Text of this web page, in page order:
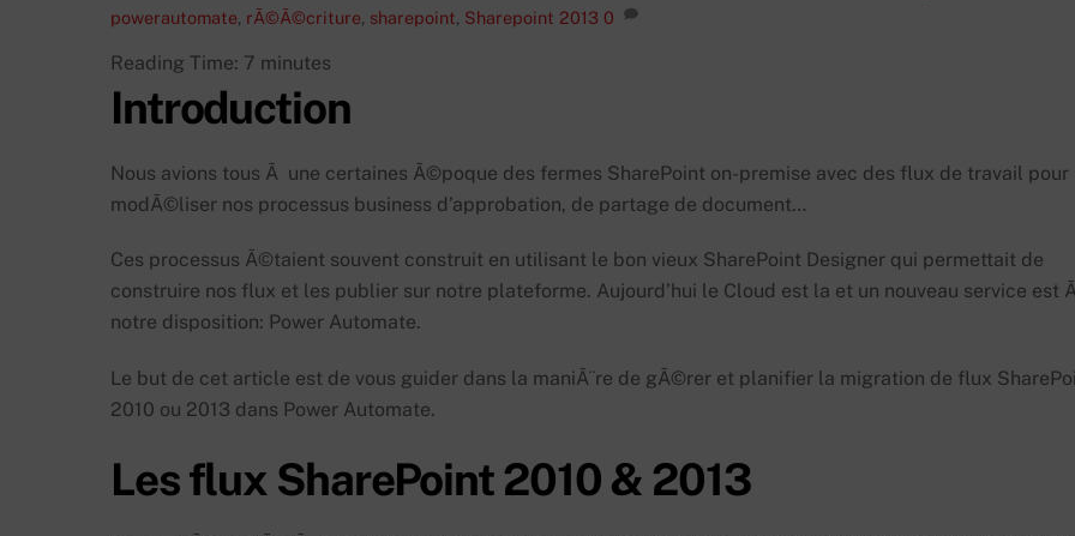
powerautomate, rÃ©Ã©criture, sharepoint, Sharepoint 2013 0
Reading Time: 7 minutes
Introduction
Nous avions tous Ã une certaines Ã©poque des fermes SharePoint on-premise avec des flux de travail pour
modÃ©liser nos processus business d’approbation, de partage de document…
Ces processus Ã©taient souvent construit en utilisant le bon vieux SharePoint Designer qui permettait de
construire nos flux et les publier sur notre plateforme. Aujourd’hui le Cloud est la et un nouveau service est
notre disposition: Power Automate.
Le but de cet article est de vous guider dans la maniÃ¨re de gÃ©rer et planifier la migration de flux
2010 ou 2013 dans Power Automate.
Les flux SharePoint 2010 & 2013